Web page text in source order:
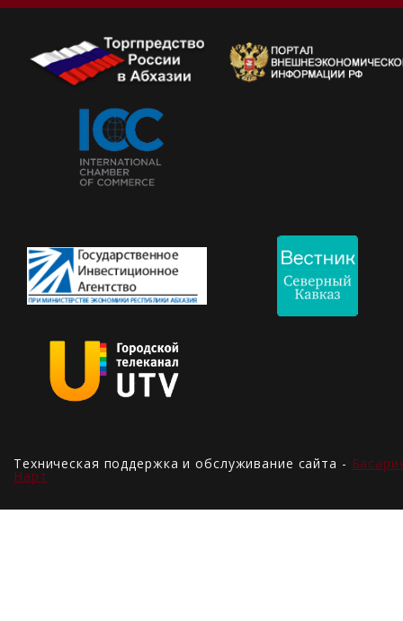
Техническая поддержка и обслуживание сайта -
Нарт